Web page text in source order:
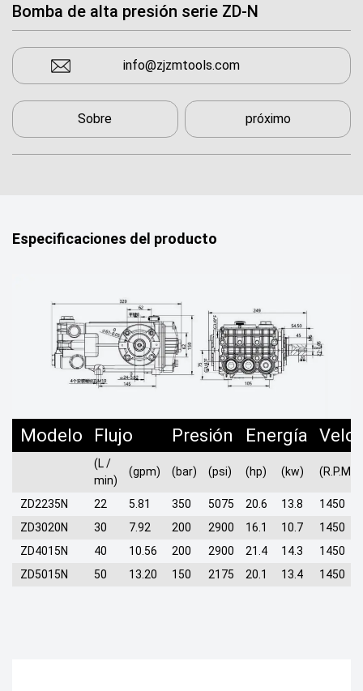
Bomba de alta presión serie ZD-N
info@zjzmtools.com
Sobre próximo
Especificaciones del producto
Modelo Flujo Presión Energía
(L /
min)
(gpm) (bar) (psi) (hp) (kw) (R.P.M)
ZD2235N 22 5.81 350 5075 20.6 13.8
1450
ZD3020N
30 7.92 200 2900 16.1 10.7
1450
ZD4015N
40 10.56 200 2900 21.4 14.3
1450
ZD5015N
50 13.20 150 2175 20.1 13.4 1450